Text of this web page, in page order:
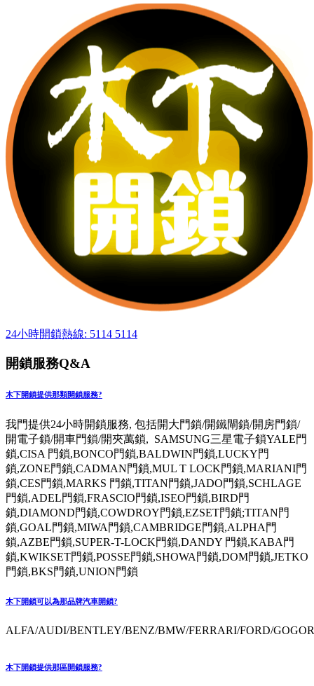
24小時開鎖熱線: 5114 5114
開鎖服務Q&A
木下開鎖提供那類開鎖服務?
我門提供24小時開鎖服務, 包括開大門鎖/開鐵閘鎖/開房門鎖/
開電子鎖/開車門鎖/開夾萬鎖, SAMSUNG三星電子鎖YALE門
鎖,CISA 門鎖,BONCO門鎖,BALDWIN門鎖,LUCKY門
鎖,ZONE門鎖,CADMAN門鎖,MUL T LOCK門鎖,MARIANI門
鎖,CES門鎖,MARKS 門鎖,TITAN門鎖,JADO門鎖,SCHLAGE
門鎖,ADEL門鎖,FRASCIO門鎖,ISEO門鎖,BIRD門
鎖,DIAMOND門鎖,COWDROY門鎖,EZSET門鎖;TITAN門
鎖,GOAL門鎖,MIWA門鎖,CAMBRIDGE門鎖,ALPHA門
鎖,AZBE門鎖,SUPER-T-LOCK門鎖,DANDY 門鎖,KABA門
鎖,KWIKSET門鎖,POSSE門鎖,SHOWA門鎖,DOM門鎖,JETKO
門鎖,BKS門鎖,UNION門鎖
木下開鎖可以為那品牌汽車開鎖?
ALFA/AUDI/BENTLEY/BENZ/BMW/FERRARI/FORD/
木下開鎖提供那區開鎖服務?